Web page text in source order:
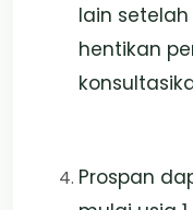
lain
hentikan
Prospan